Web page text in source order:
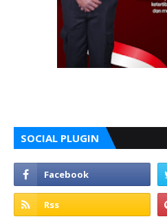
SOCIAL PLUGIN